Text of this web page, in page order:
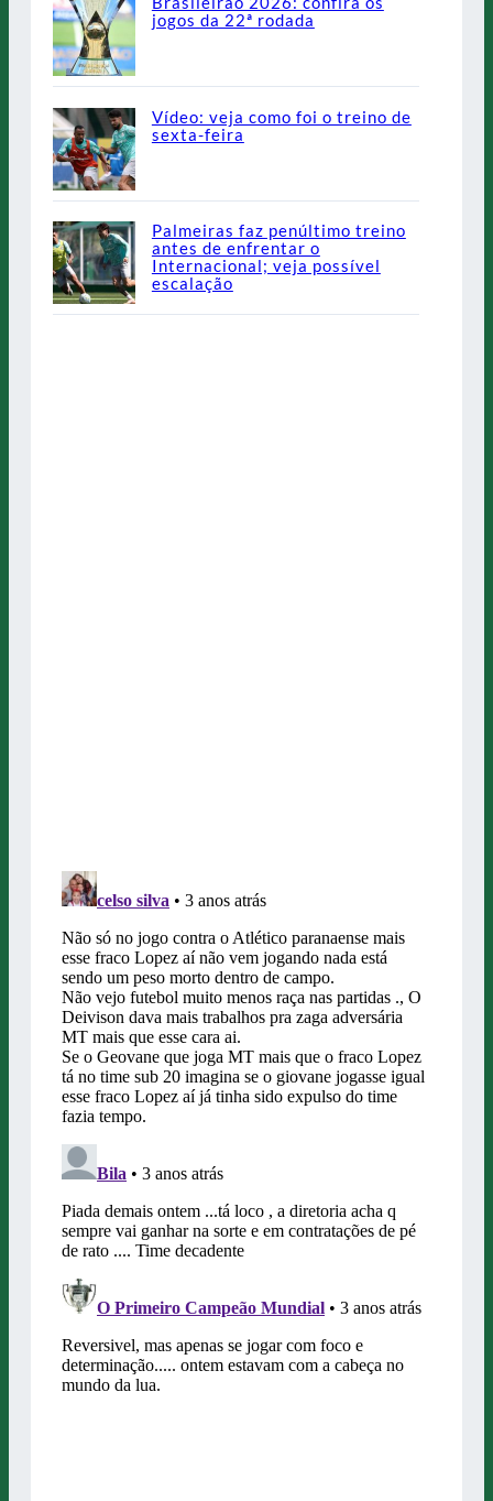
jogos da 22ª rodada
Vídeo: veja como foi o treino de
sexta-feira
Palmeiras faz penúltimo treino
antes de enfrentar o
Internacional; veja possível
escalação